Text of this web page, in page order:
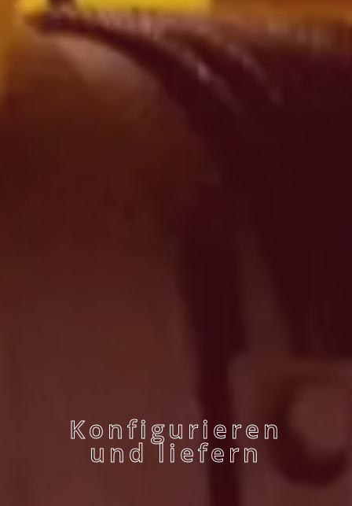
Konfigurieren
und liefern